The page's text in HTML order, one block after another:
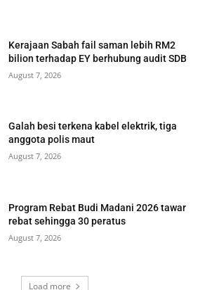
Kerajaan Sabah fail saman lebih RM2
bilion terhadap EY berhubung audit SDB
August 7, 2026
Galah besi terkena kabel elektrik, tiga
anggota polis maut
August 7, 2026
Program Rebat Budi Madani 2026 tawar
rebat sehingga 30 peratus
August 7, 2026
Load more